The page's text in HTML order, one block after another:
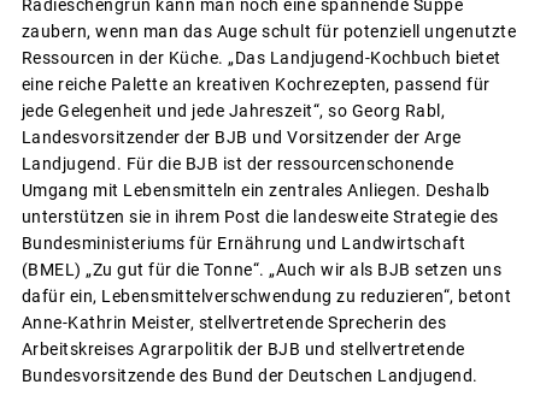
Radieschengrün kann man noch eine spannende Suppe
zaubern, wenn man das Auge schult für potenziell ungenutzte
Ressourcen in der Küche. „Das Landjugend-Kochbuch bietet
eine reiche Palette an kreativen Kochrezepten, passend für
jede Gelegenheit und jede Jahreszeit“, so Georg Rabl,
Landesvorsitzender der BJB und Vorsitzender der Arge
Landjugend. Für die BJB ist der ressourcenschonende
Umgang mit Lebensmitteln ein zentrales Anliegen. Deshalb
unterstützen sie in ihrem Post die landesweite Strategie des
Bundesministeriums für Ernährung und Landwirtschaft
(BMEL) „Zu gut für die Tonne“. „Auch wir als BJB setzen uns
dafür ein, Lebensmittelverschwendung zu reduzieren“, betont
Anne-Kathrin Meister, stellvertretende Sprecherin des
Arbeitskreises Agrarpolitik der BJB und stellvertretende
Bundesvorsitzende des Bund der Deutschen Landjugend.